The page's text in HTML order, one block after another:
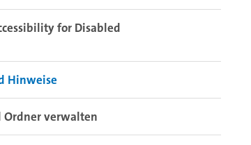
for Disabled
Hinweise
Ordner verwalten